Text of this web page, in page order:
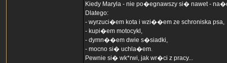
Kiedy Maryla - nie po�egnawszy si� nawet -
Dlatego:
- wyrzuci�em kota i wzi��em ze schroniska psa,
- kupi�em motocykl,
- dymn��em dwie s�siadki,
- mocno si� uchla�em.
Pewnie si� wk*rwi, jak wr�ci z pracy...